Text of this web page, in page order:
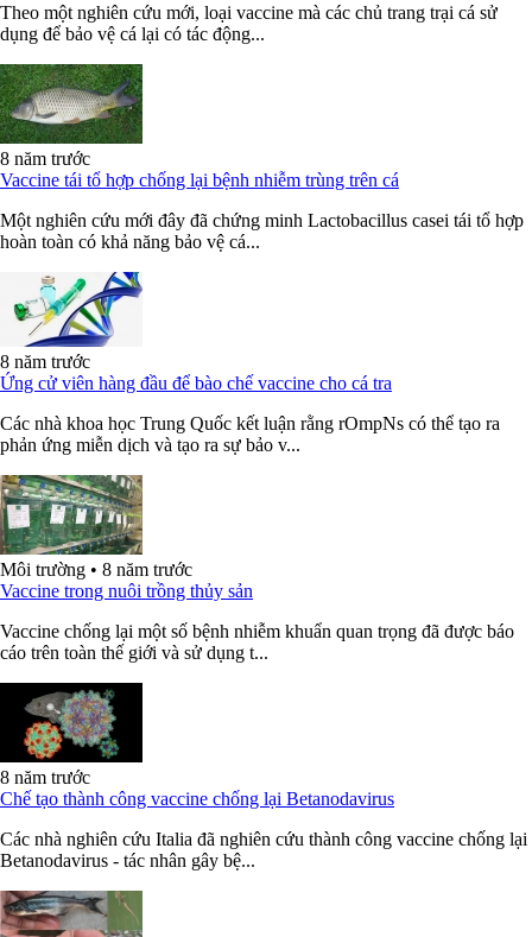
Theo một nghiên cứu mới, loại vaccine mà các chủ trang trại cá sử
dụng để bảo vệ cá lại có tác động...
8 năm trước
Vaccine tái tổ hợp chống lại bệnh nhiễm trùng trên cá
Một nghiên cứu mới đây đã chứng minh Lactobacillus casei tái tổ hợp
hoàn toàn có khả năng bảo vệ cá...
8 năm trước
Ứng cử viên hàng đầu để bào chế vaccine cho cá tra
Các nhà khoa học Trung Quốc kết luận rằng rOmpNs có thể tạo ra
phản ứng miễn dịch và tạo ra sự bảo v...
Môi trường • 8 năm trước
Vaccine trong nuôi trồng thủy sản
Vaccine chống lại một số bệnh nhiễm khuẩn quan trọng đã được báo
cáo trên toàn thế giới và sử dụng t...
8 năm trước
Chế tạo thành công vaccine chống lại Betanodavirus
Các nhà nghiên cứu Italia đã nghiên cứu thành công vaccine chống lại
Betanodavirus - tác nhân gây bệ...